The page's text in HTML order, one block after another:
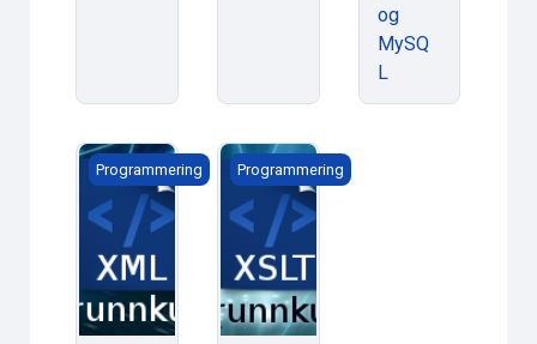
og
MySQ
L
XML Grunnkurs
Programmering XSLT Grunnkurs
Programmering